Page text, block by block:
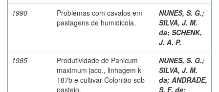
1990
Problemas com cavalos em
pastagens de humidicola.
NUNES, S. G.;
SILVA, J. M.
da; SCHENK,
J. A. P.
1985
Produtividade de Panicum
maximum jacq., linhagem k
187b e cultivar Colonião sob
pastejo.
NUNES, S. G.;
SILVA, J. M.
da; ANDRADE,
S. F. de;